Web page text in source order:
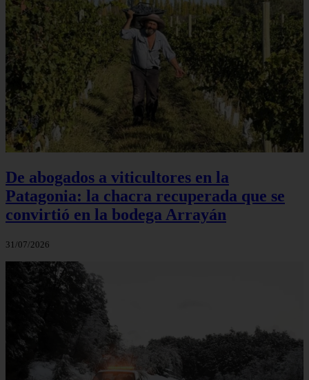
De abogados a viticultores en la
Patagonia: la chacra recuperada que se
convirtió en la bodega Arrayán
31/07/2026